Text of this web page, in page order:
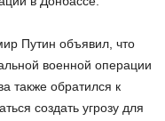
Путин объявил, что
военной операции
также обратился к
создать угрозу для